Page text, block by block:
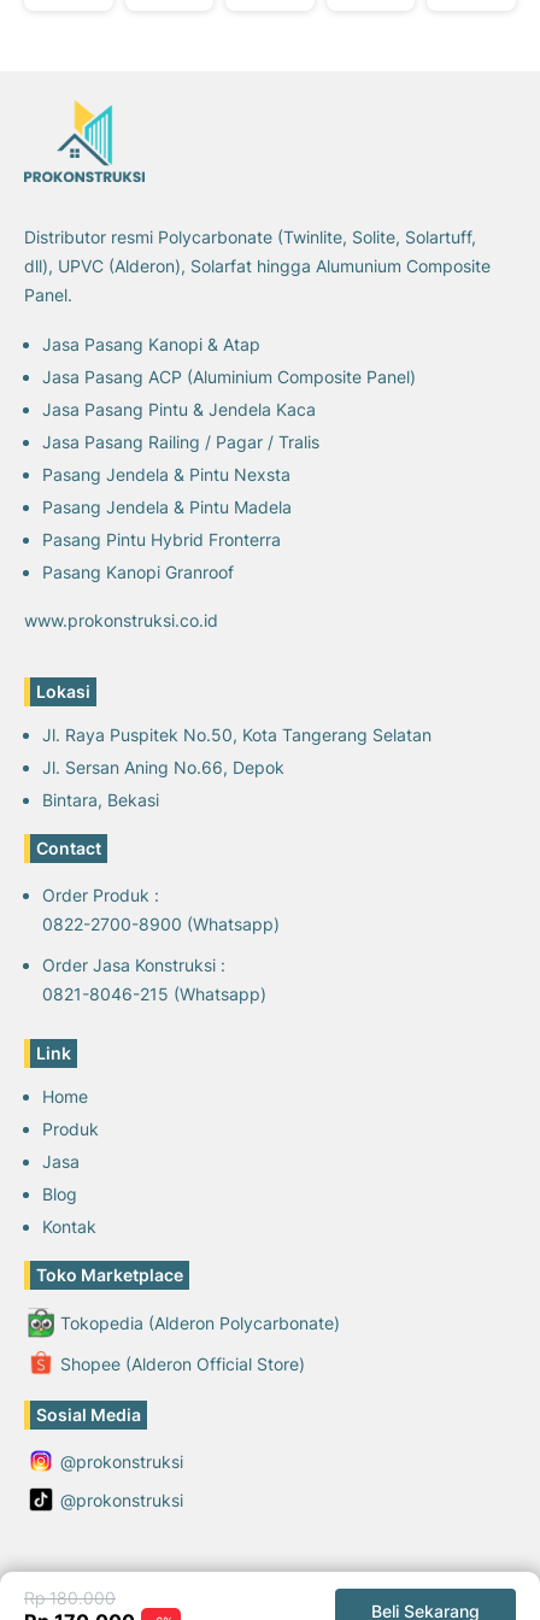
Rp 180.000
Beli Sekarang
Distributor resmi Polycarbonate (Twinlite, Solite, Solartuff,
dll), UPVC (Alderon), Solarfat hingga Alumunium Composite
Panel.
Jasa Pasang Kanopi & Atap
Jasa Pasang ACP (Aluminium Composite Panel)
Jasa Pasang Pintu & Jendela Kaca
Jasa Pasang Railing / Pagar / Tralis
Pasang Jendela & Pintu Nexsta
Pasang Jendela & Pintu Madela
Pasang Pintu Hybrid Fronterra
Pasang Kanopi Granroof
www.prokonstruksi.co.id
Lokasi
Jl. Raya Puspitek No.50, Kota Tangerang Selatan
Jl. Sersan Aning No.66, Depok
Bintara, Bekasi
Contact
Order Produk :
0822-2700-8900 (Whatsapp)
Order Jasa Konstruksi :
0821-8046-215 (Whatsapp)
Link
Home
Produk
Jasa
Blog
Kontak
Toko Marketplace
Tokopedia (Alderon Polycarbonate)
Shopee (Alderon Official Store)
Sosial Media
@prokonstruksi
@prokonstruksi